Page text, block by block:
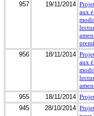
957 19/11/2014
aux
956 18/11/2014
aux
955 18/11/2014
945
28/10/2014